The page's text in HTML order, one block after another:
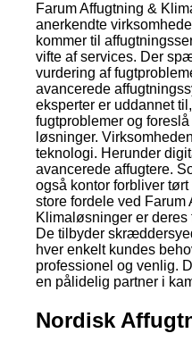
Farum Affugtning &
anerkendte
kommer til
vifte af services. Der
vurdering af
avancerede
eksperter er uddannet
fugtproblemer og
løsninger.
teknologi. Herunder
avancerede affugtere.
også kontor forbliver
store fordele ved Farum
Klimaløsninger er
De tilbyder
hver enkelt kundes
professionel og venlig.
en pålidelig partner i
Nordisk